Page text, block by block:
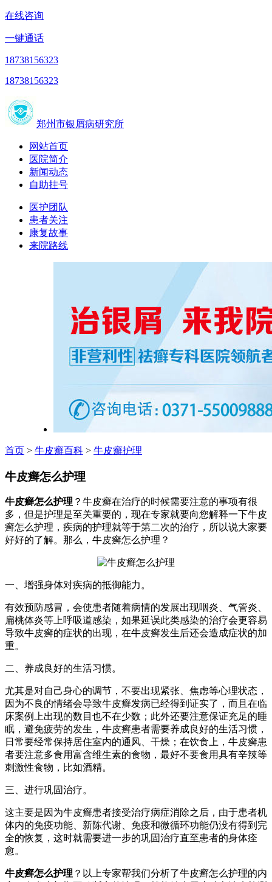
在线咨询
一键通话
18738156323
18738156323
郑州市银屑病研究所
网站首页
医院简介
新闻动态
自助挂号
医护团队
患者关注
康复故事
来院路线
首页 > 牛皮癣百科 > 牛皮癣护理
牛皮癣怎么护理
牛皮癣怎么护理 ？牛皮癣在治疗的时候需要注意的事项有很
多，但是护理是至关重要的，现在专家就要向您解释一下牛皮
癣怎么护理，疾病的护理就等于第二次的治疗，所以说大家要
好好的了解。那么，牛皮癣怎么护理？
一、增强身体对疾病的抵御能力。
有效预防感冒，会使患者随着病情的发展出现咽炎、气管炎、
扁桃体炎等上呼吸道感染，如果延误此类感染的治疗会更容易
导致牛皮癣的症状的出现，在牛皮癣发生后还会造成症状的加
重。
二、养成良好的生活习惯。
尤其是对自己身心的调节，不要出现紧张、焦虑等心理状态，
因为不良的情绪会导致牛皮癣发病已经得到证实了，而且在临
床案例上出现的数目也不在少数；此外还要注意保证充足的睡
眠，避免疲劳的发生，牛皮癣患者需要养成良好的生活习惯，
日常要经常保持居住室内的通风、干燥；在饮食上，牛皮癣患
者要注意多食用富含维生素的食物，最好不要食用具有辛辣等
刺激性食物，比如酒精。
三、进行巩固治疗。
这主要是因为牛皮癣患者接受治疗病症消除之后，由于患者机
体内的免疫功能、新陈代谢、免疫和微循环功能仍没有得到完
全的恢复，这时就需要进一步的巩固治疗直至患者的身体痊
愈。
牛皮癣怎么护理 ？以上专家帮我们分析了牛皮癣怎么护理的内